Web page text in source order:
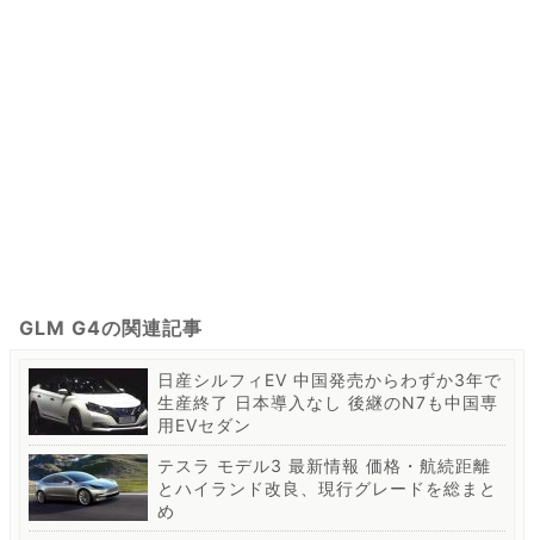
GLM G4の関連記事
日産シルフィEV 中国発売からわずか3年で
生産終了 日本導入なし 後継のN7も中国専
用EVセダン
テスラ モデル3 最新情報 価格・航続距離
とハイランド改良、現行グレードを総まと
め